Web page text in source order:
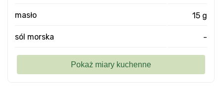
masło 15 g
sól morska -